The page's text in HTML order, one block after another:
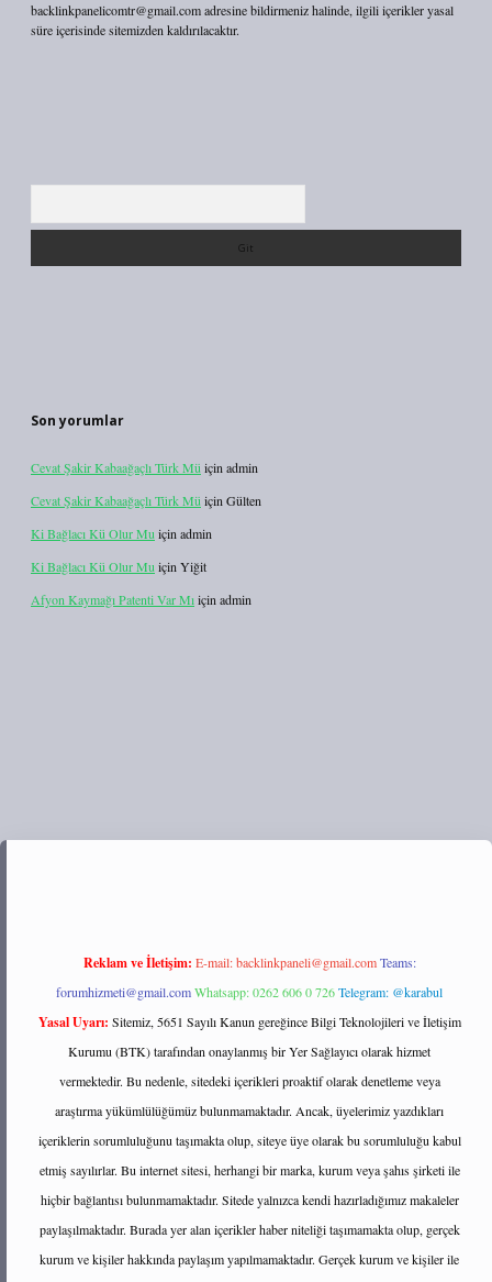
backlinkpanelicomtr@gmail.comadresine bildirmeniz halinde, ilgili içerikler yasal
süre içerisinde sitemizden kaldırılacaktır.
Son yorumlar
Cevat Şakir Kabaağaçlı Türk Mü için admin
Cevat Şakir Kabaağaçlı Türk Mü için Gülten
Ki Bağlacı Kü Olur Mu için admin
Ki Bağlacı Kü Olur Mu için Yiğit
Afyon Kaymağı Patenti Var Mıiçin admin
tulipbett.net/
Reklam ve İletişim: E-mail:backlinkpaneli@gmail.com Teams:
forumhizmeti@gmail.comWhatsapp: 0262 606 0 726Telegram: @karabul
Yasal Uyarı: Sitemiz, 5651 Sayılı Kanun gereğince Bilgi Teknolojileri ve İletişim
Kurumu (BTK) tarafından onaylanmış bir Yer Sağlayıcı olarak hizmet
vermektedir. Bu nedenle, sitedeki içerikleri proaktif olarak denetleme veya
araştırma yükümlülüğümüz bulunmamaktadır. Ancak, üyelerimiz yazdıkları
içeriklerin sorumluluğunu taşımakta olup, siteye üye olarak bu sorumluluğu kabul
etmiş sayılırlar. Bu internet sitesi, herhangi bir marka, kurum veya şahıs şirketi ile
hiçbir bağlantısı bulunmamaktadır. Sitede yalnızca kendi hazırladığımız makaleler
paylaşılmaktadır. Burada yer alan içerikler haber niteliği taşımamakta olup, gerçek
kurum ve kişiler hakkında paylaşım yapılmamaktadır. Gerçek kurum ve kişiler ile